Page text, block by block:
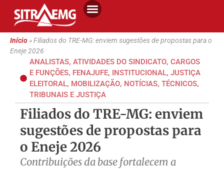
Início»Filiados do TRE-MG: enviem sugestões de propostas para o
Eneje 2026
ANALISTAS, ATIVIDADES DO SINDICATO, CARGOS
E FUNÇÕES, FENAJUFE, INSTITUCIONAL, JUSTIÇA
ELEITORAL, MOBILIZAÇÃO, NOTÍCIAS, TÉCNICOS,
TRIBUNAIS E JUSTIÇA
Filiados do TRE-MG: enviem
sugestões de propostas para
o Eneje 2026
Contribuições da base fortalecem a